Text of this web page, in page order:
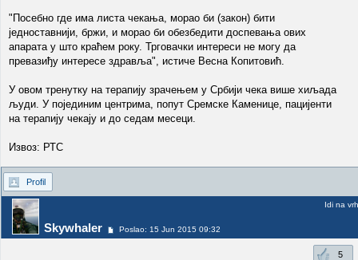
"Посебно где има листа чекања, морао би (закон) бити
једнoставнији, бржи, и морао би обезбедити доспевања ових
апарата у што краћем року. Трговачки интереси не могу да
превазиђу интересе здравља", истиче Весна Копитовић.
У овом тренутку на терапију зрачењем у Србији чека више хиљада
људи. У појединим центрима, попут Сремске Каменице, пацијенти
на терапију чекају и до седам месеци.
Извоз: РТС
Profil
Skywhaler Poslao: 15 Jun 2015 09:32
Idi na vrh
5